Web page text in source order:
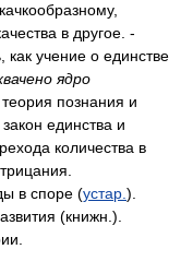
в другое. -
как учение о единстве
ядро
теория познания и
единства и
количества в
в споре (устар. ).
(книжн.).